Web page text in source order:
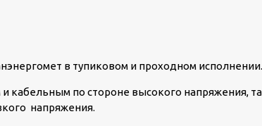
в тупиковом и проходном исполнении.
кабельным по стороне высокого напряжения,
напряжения.